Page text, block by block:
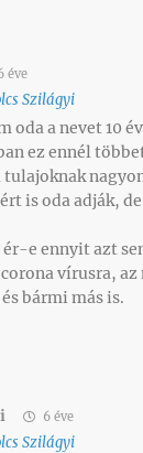
éve
Szilágyi
oda a nevet 10
ez ennél
tulajoknak
is oda adják,
e ennyit azt
vírusra,
bármi más is.
6 éve
Szilágyi